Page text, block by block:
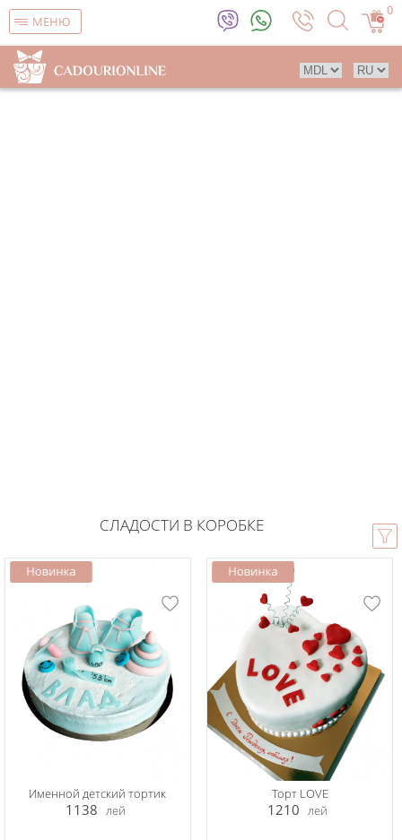
МЕНЮ
0
СЛАДОСТИ В КОРОБКЕ
Именной детский тортик
1138 лей
Торт LOVE
1210 лей